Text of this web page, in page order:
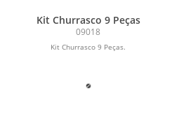
Kit Churrasco 9 Peças
09018
Kit Churrasco 9 Peças.